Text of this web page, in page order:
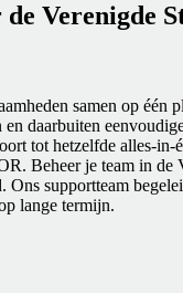
Verenigde
samen op één
en daarbuiten
tot hetzelfde alles-in-
Beheer je team in de
supportteam
lange termijn.